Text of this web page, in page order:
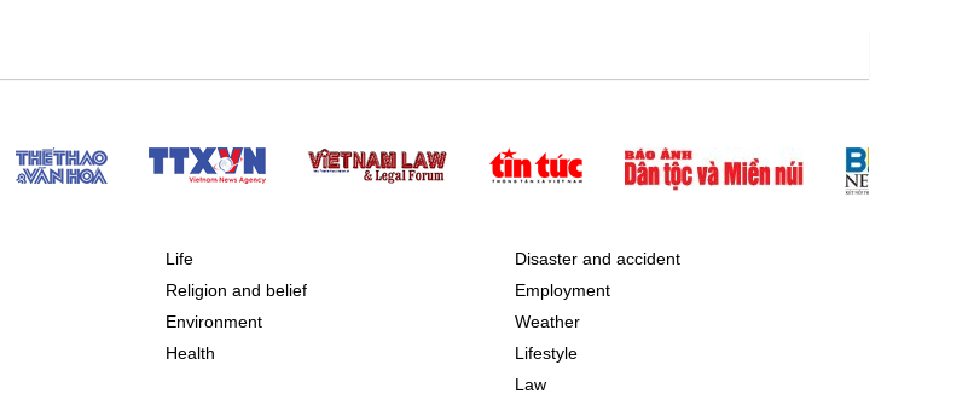
Life
Religion and belief
Environment
Health
Disaster and accident
Employment
Weather
Lifestyle
Law